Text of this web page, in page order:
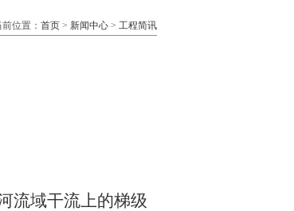
前位置： 首页 > 新闻中心 > 工程简讯
流域干流上的梯级